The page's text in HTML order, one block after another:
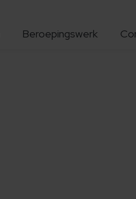
Beroepingswerk